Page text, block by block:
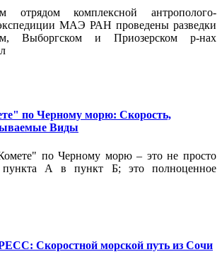
отрядом комплексной антрополого-
экспедиции МАЭ РАН проведены разведки
Выборгском и Приозерском р-нах
по Черному морю: Скорость,
Виды
по Черному морю – это не просто
пункта А в пункт Б; это полноценное
Скоростной морской путь из Сочи